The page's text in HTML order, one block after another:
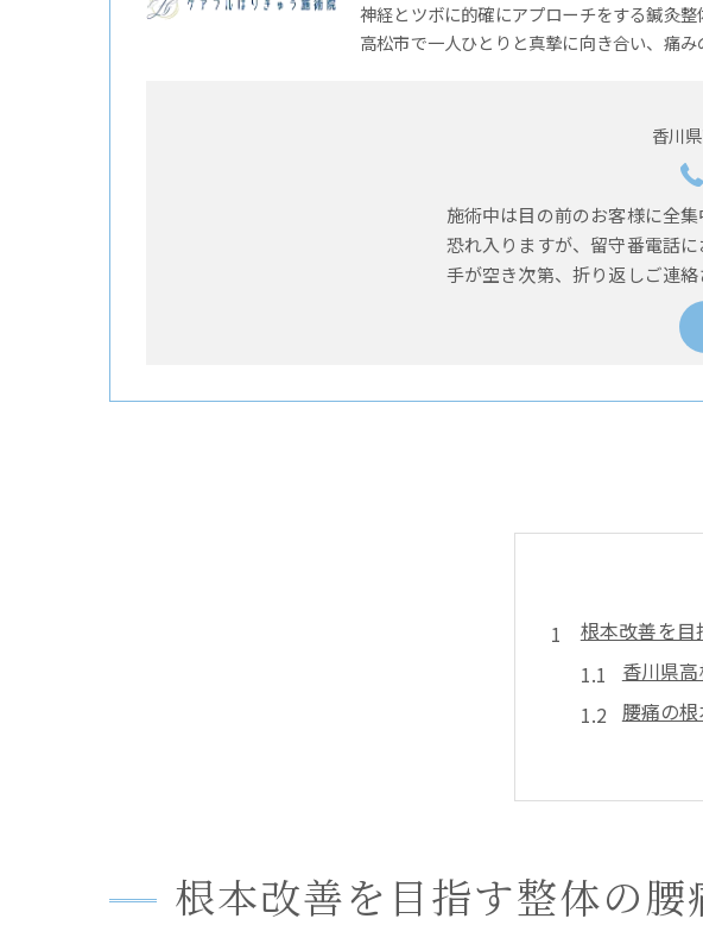
神経とツボに的確にアプローチをする鍼灸
高松市で一人ひとりと真摯に向き合い、痛
香川
施術中は目の前のお客様に全
恐れ入りますが、留守番電話
手が空き次第、折り返しご連絡
根本改善を目
香川県
腰痛の
慢性腰
腰痛に整体が
整体が腰
根本改善を目指す整体の腰